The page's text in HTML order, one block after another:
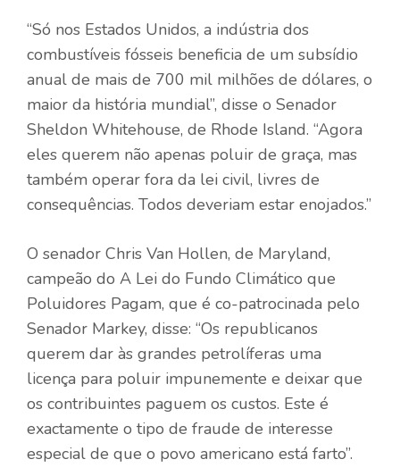
“Só nos Estados Unidos, a indústria dos
combustíveis fósseis beneficia de um subsídio
anual de mais de 700 mil milhões de dólares, o
maior da história mundial”, disse o Senador
Sheldon Whitehouse, de Rhode Island. “Agora
eles querem não apenas poluir de graça, mas
também operar fora da lei civil, livres de
consequências. Todos deveriam estar enojados.”
O senador Chris Van Hollen, de Maryland,
campeão do A Lei do Fundo Climático que
Poluidores Pagam, que é co-patrocinada pelo
Senador Markey, disse: “Os republicanos
querem dar às grandes petrolíferas uma
licença para poluir impunemente e deixar que
os contribuintes paguem os custos. Este é
exactamente o tipo de fraude de interesse
especial de que o povo americano está farto”.